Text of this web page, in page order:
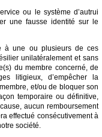
ou le système d’autrui
une fausse identité sur le
à une ou plusieurs de ces
unilatéralement et sans
du membre concerné, de
litigieux, d’empêcher la
et/ou de bloquer son
temporaire ou définitive,
aucun remboursement
effectué consécutivement à
société.